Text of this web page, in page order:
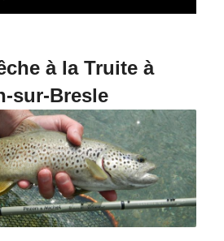
à la Truite à
sur-Bresle